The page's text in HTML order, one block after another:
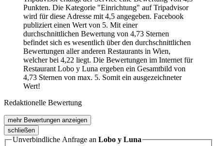
Punkten. Die Kategorie "Einrichtung" auf Tripadvisor
wird für diese Adresse mit 4,5 angegeben. Facebook
publiziert einen Wert von 5. Mit einer
durchschnittlichen Bewertung von 4,73 Sternen
befindet sich es wesentlich über den durchschnittlichen
Bewertungen aller anderen Restaurants in Wien,
welcher bei 4,22 liegt. Die Bewertungen im Internet für
Restaurant Lobo y Luna ergeben ein Gesamtbild von
4,73 Sternen von max. 5. Somit ein ausgezeichneter
Wert!
Redaktionelle Bewertung
mehr Bewertungen anzeigen
schließen
Unverbindliche Anfrage an Lobo y Luna